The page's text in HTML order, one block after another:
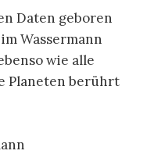
Daten geboren
Wassermann
wie alle
Planeten berührt